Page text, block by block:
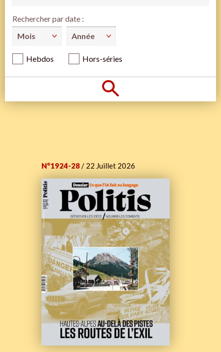
Rechercher par date :
Hebdos Hors-séries
N°1924-28 / 22 Juillet 2026